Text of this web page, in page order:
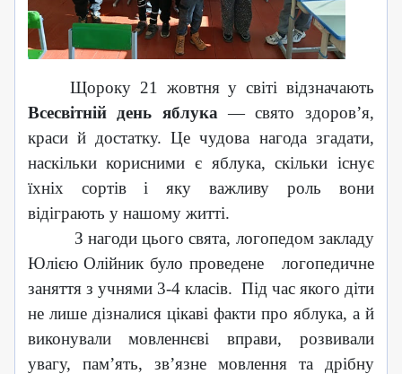
Щороку 21 жовтня у світі відзначають
Всесвітній день яблука — свято здоров’я,
краси й достатку. Це чудова нагода згадати,
наскільки корисними є яблука, скільки існує
їхніх сортів і яку важливу роль вони
відіграють у нашому житті.
З нагоди цього свята, логопедом закладу
Юлією Олійник було проведене
логопедичне
заняття з учнями 3-4 класів. Під час якого діти
не лише дізналися цікаві факти про яблука, а й
виконували мовленнєві вправи, розвивали
увагу, пам’ять, зв’язне мовлення та дрібну